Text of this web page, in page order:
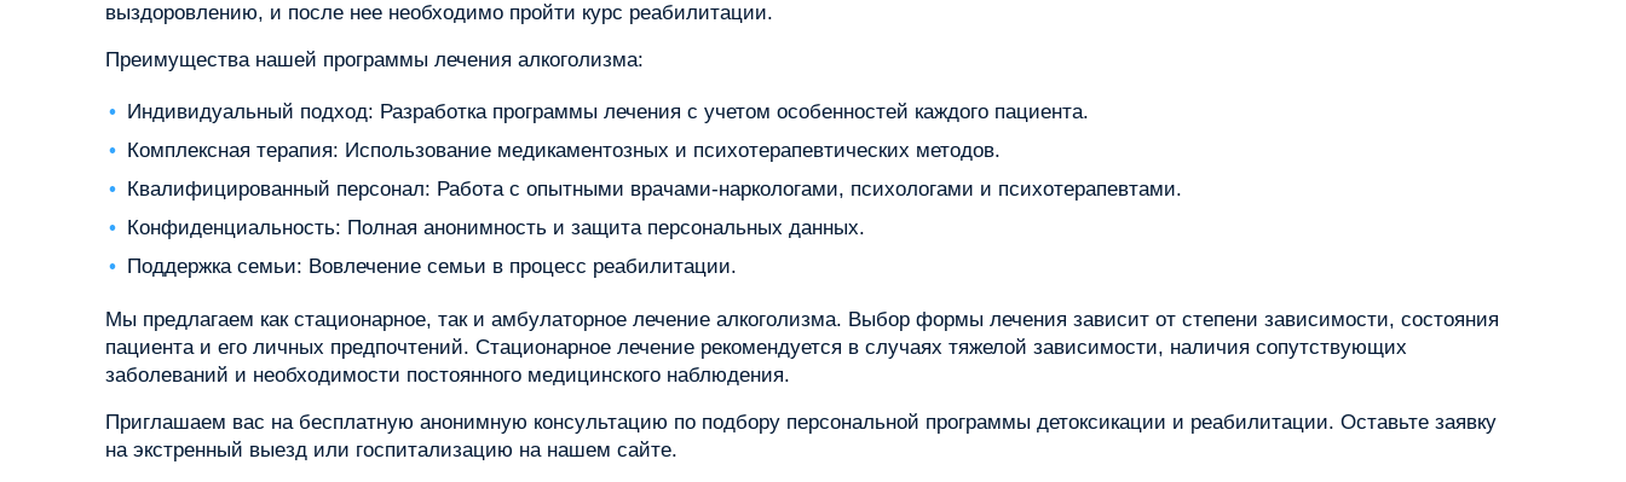
выздоровлению, и после нее необходимо пройти курс реабилитации.
Преимущества нашей программы лечения алкоголизма:
Индивидуальный подход: Разработка программы лечения с учетом особенностей каждого пациента.
Комплексная терапия: Использование медикаментозных и психотерапевтических методов.
Квалифицированный персонал: Работа с опытными врачами-наркологами, психологами и психотерапевтами.
Конфиденциальность: Полная анонимность и защита персональных данных.
Поддержка семьи: Вовлечение семьи в процесс реабилитации.
Мы предлагаем как стационарное, так и амбулаторное лечение алкоголизма. Выбор формы лечения зависит от степени зависимости, состояния
пациента и его личных предпочтений. Стационарное лечение рекомендуется в случаях тяжелой зависимости, наличия сопутствующих
заболеваний и необходимости постоянного медицинского наблюдения.
Приглашаем вас на бесплатную анонимную консультацию по подбору персональной программы детоксикации и реабилитации. Оставьте заявку
на экстренный выезд или госпитализацию на нашем сайте.